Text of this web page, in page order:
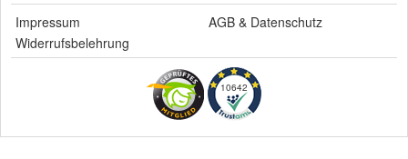
Impressum
AGB & Datenschutz
Widerrufsbelehrung
10642